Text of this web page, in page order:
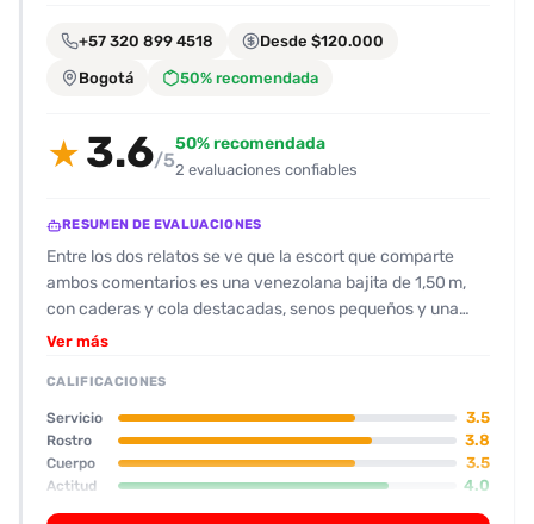
fácilmente.+57 320 899 4518 Desde $120.000
Bogotá 50% recomendada
★ 3.6/5
50% recomendada
2 evaluaciones confiables
RESUMEN DE EVALUACIONES
Entre los dos relatos se ve que la escort que comparte
ambos comentarios es una venezolana bajita de 1,50 m,
con caderas y cola destacadas, senos pequeños y una
apariencia “punchy” que le gana un 6‑8/10 en físico y
buen carácter: amable, responde y se muestra directa sin
demasiada charla. Los servicios que más resaltan son el
oral natural, que la acompañante domina con gran
intensidad y sin condón, y la “cuca” que, cuando se usa
con condón, resulta bastante efectiva y duradora, aunque
a veces se siente un poco “talladora” y se necesita varias
Ver más
CALIFICACIONES
Servicio 3.5
Rostro 3.8
Cuerpo 3.5
Actitud 4.0